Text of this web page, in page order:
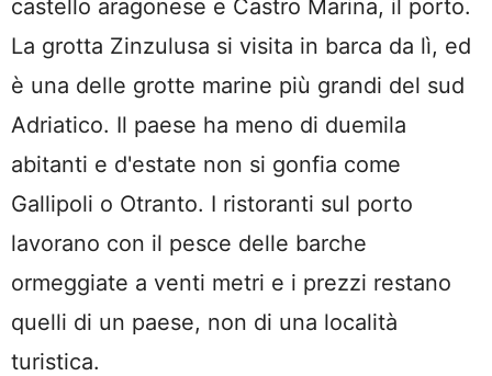
castello aragonese e Castro Marina, il porto.
La grotta Zinzulusa si visita in barca da lì, ed
è una delle grotte marine più grandi del sud
Adriatico. Il paese ha meno di duemila
abitanti e d'estate non si gonfia come
Gallipoli o Otranto. I ristoranti sul porto
lavorano con il pesce delle barche
ormeggiate a venti metri e i prezzi restano
quelli di un paese, non di una località
turistica.